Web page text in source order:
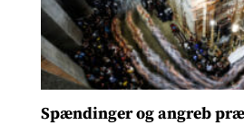
Spændinger og angreb